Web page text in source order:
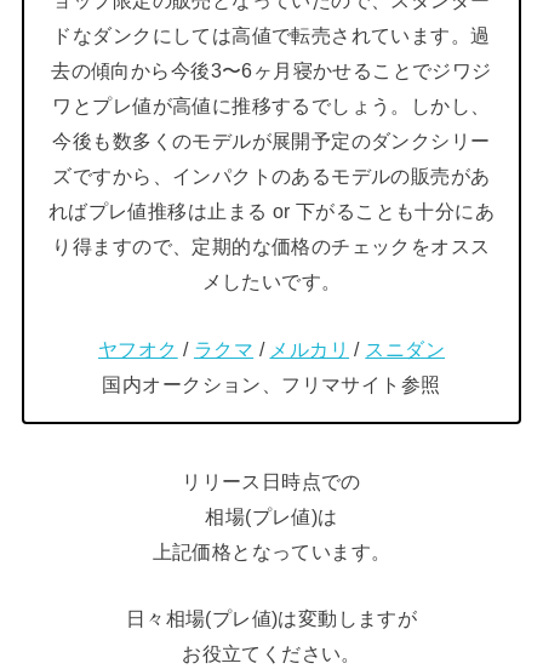
ドなダンクにしては高値で転売されています。過
去の傾向から今後3〜6ヶ月寝かせることでジワジ
ワとプレ値が高値に推移するでしょう。しかし、
今後も数多くのモデルが展開予定のダンクシリー
ズですから、インパクトのあるモデルの販売があ
ればプレ値推移は止まる or 下がることも十分にあ
り得ますので、定期的な価格のチェックをオスス
メしたいです。
ヤフオク / ラクマ / メルカリ / スニダン
国内オークション、フリマサイト参照
リリース日時点での
相場(プレ値)は
上記価格となっています。
日々相場(プレ値)は変動しますが
お役立てください。